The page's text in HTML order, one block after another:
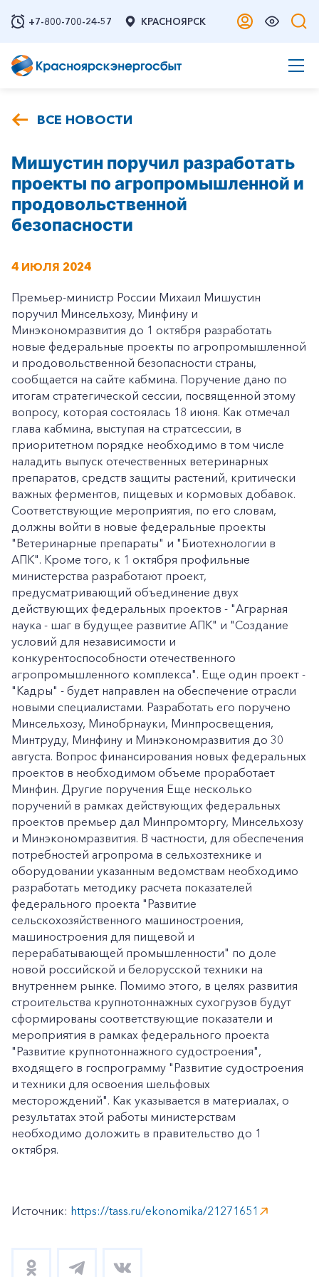
+7-800-700-24-57 КРАСНОЯРСК
ВСЕ НОВОСТИ
Мишустин поручил разработать
проекты по агропромышленной и
продовольственной
безопасности
4 ИЮЛЯ 2024
Премьер-министр России Михаил Мишустин
поручил Минсельхозу, Минфину и
Минэкономразвития до 1 октября разработать
новые федеральные проекты по агропромышленной
и продовольственной безопасности страны,
сообщается на сайте кабмина. Поручение дано по
итогам стратегической сессии, посвященной этому
вопросу, которая состоялась 18 июня. Как отмечал
глава кабмина, выступая на стратсессии, в
приоритетном порядке необходимо в том числе
наладить выпуск отечественных ветеринарных
препаратов, средств защиты растений, критически
важных ферментов, пищевых и кормовых добавок.
Соответствующие мероприятия, по его словам,
должны войти в новые федеральные проекты
"Ветеринарные препараты" и "Биотехнологии в
АПК". Кроме того, к 1 октября профильные
министерства разработают проект,
предусматривающий объединение двух
действующих федеральных проектов - "Аграрная
наука - шаг в будущее развитие АПК" и "Создание
условий для независимости и
конкурентоспособности отечественного
агропромышленного комплекса". Еще один проект -
"Кадры" - будет направлен на обеспечение отрасли
новыми специалистами. Разработать его поручено
Минсельхозу, Минобрнауки, Минпросвещения,
Минтруду, Минфину и Минэкономразвития до 30
августа. Вопрос финансирования новых федеральных
проектов в необходимом объеме проработает
Минфин. Другие поручения Еще несколько
поручений в рамках действующих федеральных
проектов премьер дал Минпромторгу, Минсельхозу
и Минэкономразвития. В частности, для обеспечения
потребностей агропрома в сельхозтехнике и
оборудовании указанным ведомствам необходимо
разработать методику расчета показателей
федерального проекта "Развитие
сельскохозяйственного машиностроения,
машиностроения для пищевой и
перерабатывающей промышленности" по доле
новой российской и белорусской техники на
внутреннем рынке. Помимо этого, в целях развития
строительства крупнотоннажных сухогрузов будут
сформированы соответствующие показатели и
мероприятия в рамках федерального проекта
"Развитие крупнотоннажного судостроения",
входящего в госпрограмму "Развитие судостроения
и техники для освоения шельфовых
месторождений". Как указывается в материалах, о
результатах этой работы министерствам
необходимо доложить в правительство до 1
октября.
Источник: https://tass.ru/ekonomika/21271651